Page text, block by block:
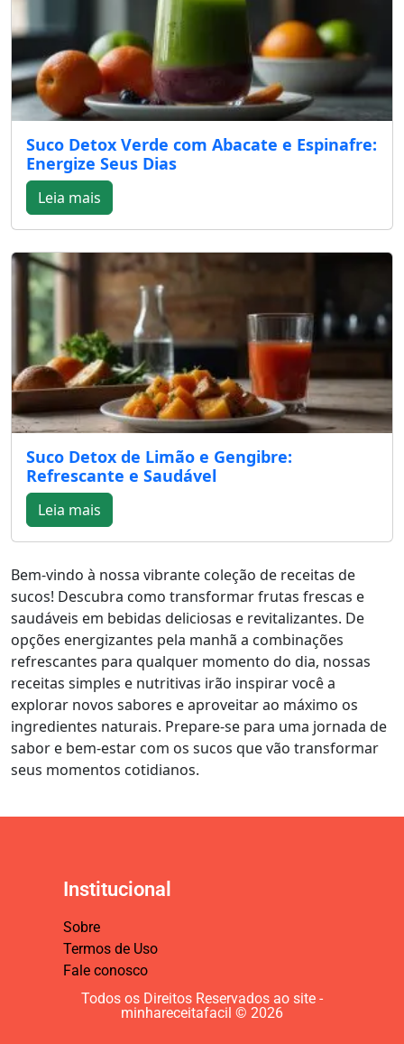
Suco Detox Verde com Abacate e Espinafre:
Energize Seus Dias
Leia mais
Suco Detox de Limão e Gengibre:
Refrescante e Saudável
Leia mais
Bem-vindo à nossa vibrante coleção de receitas de
sucos! Descubra como transformar frutas frescas e
saudáveis em bebidas deliciosas e revitalizantes. De
opções energizantes pela manhã a combinações
refrescantes para qualquer momento do dia, nossas
receitas simples e nutritivas irão inspirar você a
explorar novos sabores e aproveitar ao máximo os
ingredientes naturais. Prepare-se para uma jornada de
sabor e bem-estar com os sucos que vão transformar
seus momentos cotidianos.
Institucional
Sobre
Termos de Uso
Fale conosco
Todos os Direitos Reservados ao site -
minhareceitafacil © 2026